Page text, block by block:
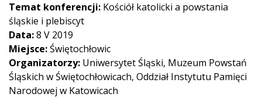
Temat konferencji: Kościół katolicki a powstania
śląskie i plebiscyt
Data:8 V 2019
Miejsce:Świętochłowic
Organizatorzy: Uniwersytet Śląski, Muzeum Powstań
Śląskich w Świętochłowicach, Oddział Instytutu Pamięci
Narodowej w Katowicach